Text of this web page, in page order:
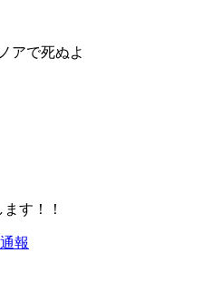
アで死ぬよ
す！！
通報